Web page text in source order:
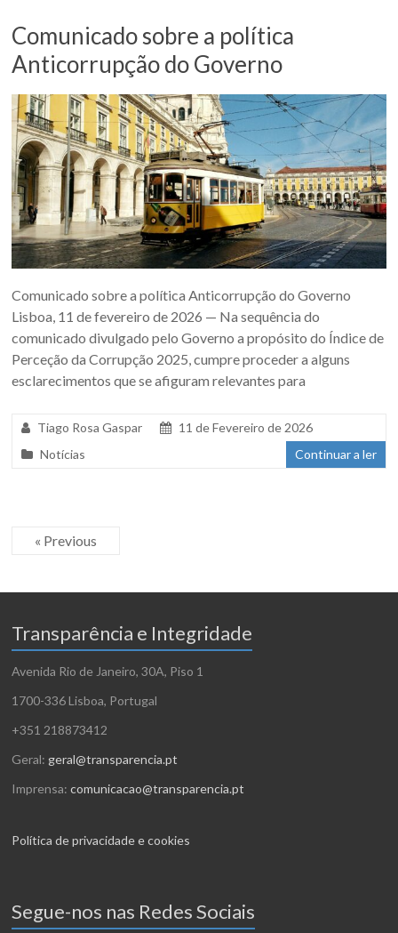
Comunicado sobre a política
Anticorrupção do Governo
Comunicado sobre a política Anticorrupção do Governo
Lisboa, 11 de fevereiro de 2026 — Na sequência do
comunicado divulgado pelo Governo a propósito do Índice de
Perceção da Corrupção 2025, cumpre proceder a alguns
esclarecimentos que se afiguram relevantes para
Tiago Rosa Gaspar
11 de Fevereiro de 2026
Notícias
Continuar a ler
« Previous
Transparência e Integridade
Avenida Rio de Janeiro, 30A, Piso 1
1700-336 Lisboa, Portugal
+351 218873412
Geral: geral@transparencia.pt
Imprensa:comunicacao@transparencia.pt
Política de privacidade e cookies
Segue-nos nas Redes Sociais